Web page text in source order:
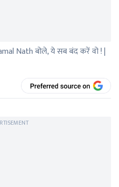
Nath बोले, ये सब बंद करें वो ! |